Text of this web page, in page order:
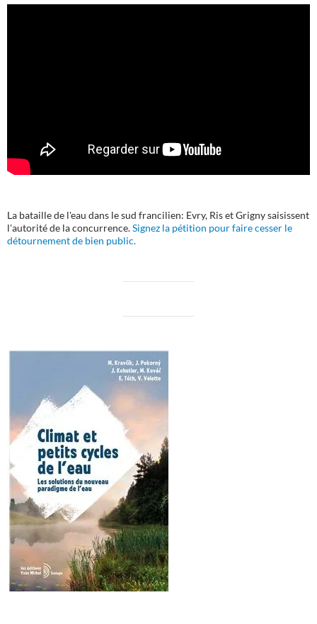
La bataille de l'eau dans le sud francilien: Evry, Ris et Grigny saisissent
l'autorité de la concurrence.Signez la pétition pour faire cesser le
détournement de bien public.